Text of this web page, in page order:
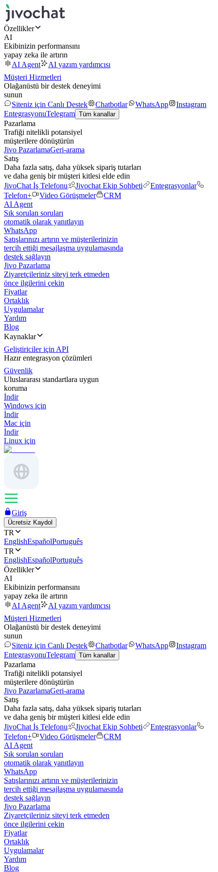
Özellikler
AI
Ekibinizin performansını
yapay zeka ile artırın
AI Agent
AI yazım yardımcısı
Müşteri Hizmetleri
Olağanüstü bir destek deneyimi
sunun
Siteniz için Canlı Destek
Chatbotlar WhatsApp
Instagram
EntegrasyonuTelegram Tüm kanallar
Pazarlama
Trafiği nitelikli potansiyel
müşterilere dönüştürün
Jivo PazarlamaGeri-arama
Satış
Daha fazla satış, daha yüksek sipariş tutarları
ve daha geniş bir müşteri kitlesi elde edin
JivoChat İş Telefonu
Jivochat Ekip Sohbeti
Entegrasyonlar
Telefon+
Video Görüşmeler
CRM
AI Agent
Sık sorulan soruları
otomatik olarak yanıtlayın
WhatsApp
Satışlarınızı artırın ve müşterilerinizin
tercih ettiği mesajlaşma uygulamasında
destek sağlayın
Jivo Pazarlama
Ziyaretçileriniz siteyi terk etmeden
önce ilgilerini çekin
Fiyatlar
Ortaklık
Uygulamalar
Yardım
Blog
Kaynaklar
Geliştiriciler için API
Hazır entegrasyon çözümleri
Güvenlik
Uluslararası standartlara uygun
koruma
İndir
Windows için
İndir
Mac için
İndir
Linux için
Giriş
Ücretsiz Kaydol
TR
EnglishEspañolPortuguês
TR
EnglishEspañolPortuguês
Özellikler
AI
Ekibinizin performansını
yapay zeka ile artırın
AI Agent
AI yazım yardımcısı
Müşteri Hizmetleri
Olağanüstü bir destek deneyimi
sunun
Siteniz için Canlı Destek
Chatbotlar WhatsApp
Instagram
EntegrasyonuTelegram Tüm kanallar
Pazarlama
Trafiği nitelikli potansiyel
müşterilere dönüştürün
Jivo PazarlamaGeri-arama
Satış
Daha fazla satış, daha yüksek sipariş tutarları
ve daha geniş bir müşteri kitlesi elde edin
JivoChat İş Telefonu
Jivochat Ekip Sohbeti
Entegrasyonlar
Telefon+
Video Görüşmeler
CRM
AI Agent
Sık sorulan soruları
otomatik olarak yanıtlayın
WhatsApp
Satışlarınızı artırın ve müşterilerinizin
tercih ettiği mesajlaşma uygulamasında
destek sağlayın
Jivo Pazarlama
Ziyaretçileriniz siteyi terk etmeden
önce ilgilerini çekin
Fiyatlar
Ortaklık
Uygulamalar
Yardım
Blog